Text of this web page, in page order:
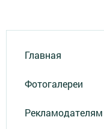
Главная
Фотогалереи
Рекламодателям